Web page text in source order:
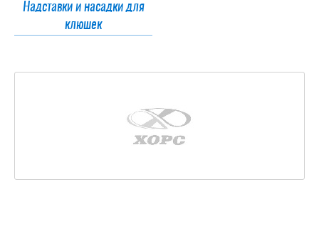
Надставки и насадки для
клюшек